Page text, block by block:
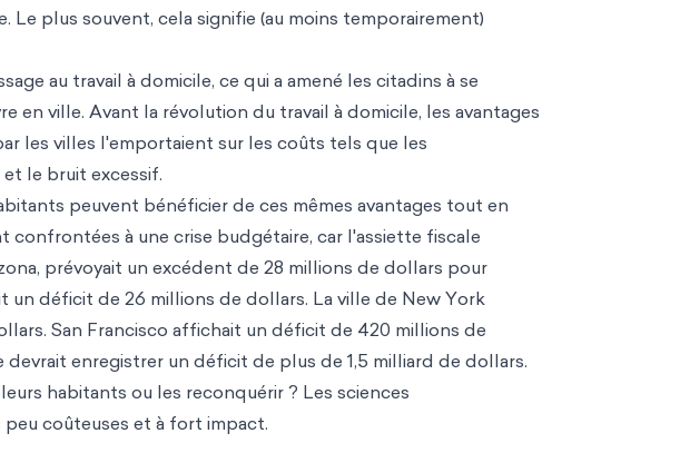
Le plus souvent, cela signifie (au moins temporairement)
au travail à domicile, ce qui a amené les citadins à se
en ville. Avant la révolution du travail à domicile, les avantages
les villes l'emportaient sur les coûts tels que les
le bruit excessif.
peuvent bénéficier de ces mêmes avantages tout en
confrontées à une crise budgétaire, car l'assiette fiscale
prévoyait un excédent de 28 millions de dollars pour
un déficit de 26 millions de dollars. La ville de New York
San Francisco affichait un déficit de 420 millions de
devrait enregistrer un déficit de plus de 1,5 milliard de dollars.
habitants ou les reconquérir ? Les sciences
coûteuses et à fort impact.